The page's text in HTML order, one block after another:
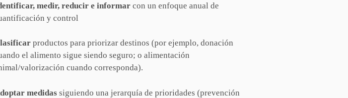
medir, reducir e informar con un enfoque anual de
y control
productos para priorizar destinos (por ejemplo, donación
el alimento sigue siendo seguro; o alimentación
valorización cuando corresponda).
medidas siguiendo una jerarquía de prioridades (prevención